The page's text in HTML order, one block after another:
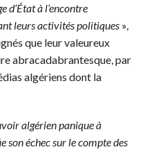
d’État à l’encontre
leurs activités politiques »,
que leur valeureux
abracadabrantesque, par
algériens dont la
algérien panique à
son échec sur le compte des